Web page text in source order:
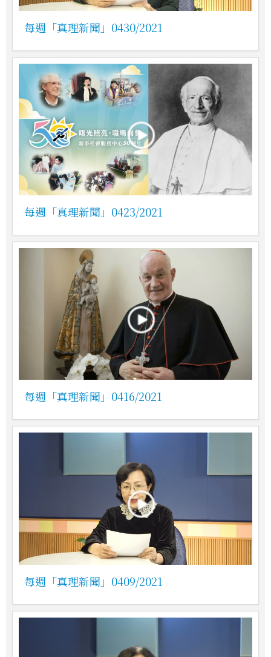
每週「真理新聞」0430/2021
每週「真理新聞」0423/2021
每週「真理新聞」0416/2021
每週「真理新聞」0409/2021